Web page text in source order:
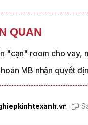
QUAN
"cạn" room cho vay,
MB nhận quyết